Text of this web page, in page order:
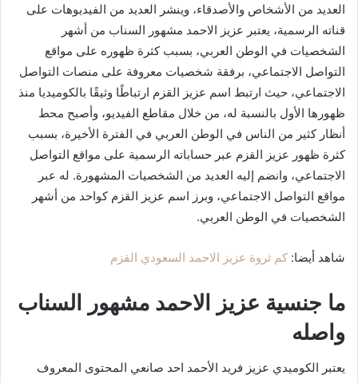
العديد من الأشخاص والأصدقاء، وينشر العديد من الفيديوهات على
قناته الرسمية، يعتبر عزيز الاحمد مشهور السناب من أشهر
الشخصيات في الوطن العربي، بسبب كثرة ظهوره على مواقع
التواصل الاجتماعي، برفقة شخصيات معروفة على منصات التواصل
الاجتماعي، حيث ارتبط اسم عزيز القزم ارتباطًا وثيقًا بالكوميديا ​​منذ
ظهورها الأول بالنسبة له، من خلال مقاطع الفيديو، وأصبح محط
أنظار كثير من الناس في الوطن العربي في الفترة الأخيرة، بسبب
كثرة ظهور عزيز القزم عبر حساباته الرسمية على مواقع التواصل
الاجتماعي، وانضم إليه العديد من الشخصيات المشهورة. له عبر
مواقع التواصل الاجتماعي، وبرز اسم عزيز القزم كواحد من أشهر
الشخصيات في الوطن العربي.
شاهد أيضا: كم ثروة عزيز الاحمد السعودي القزم
ما جنسية عزيز الاحمد مشهور السناب
واصله
يعتبر الكوميدي عزيز فريد الأحمد احد صانعي المحتوى المعروف